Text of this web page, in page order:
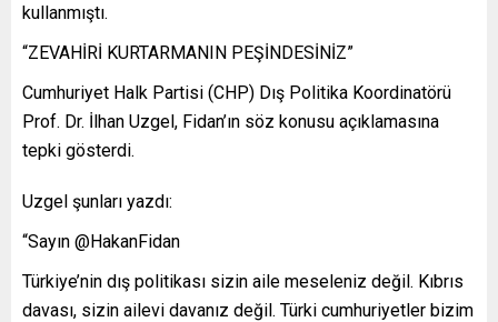
kullanmıştı.
“ZEVAHİRİ KURTARMANIN PEŞİNDESİNİZ”
Cumhuriyet Halk Partisi (CHP) Dış Politika Koordinatörü
Prof. Dr. İlhan Uzgel, Fidan’ın söz konusu açıklamasına
tepki gösterdi.
Uzgel şunları yazdı:
“Sayın @HakanFidan
Türkiye’nin dış politikası sizin aile meseleniz değil. Kıbrıs
davası, sizin ailevi davanız değil. Türki cumhuriyetler bizim